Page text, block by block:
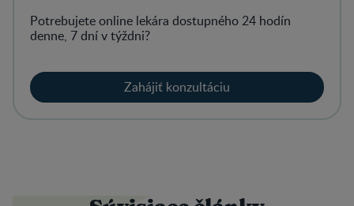
Potrebujete online lekára dostupného 24 hodín
denne, 7 dní v týždni?
Zahájiť konzultáciu